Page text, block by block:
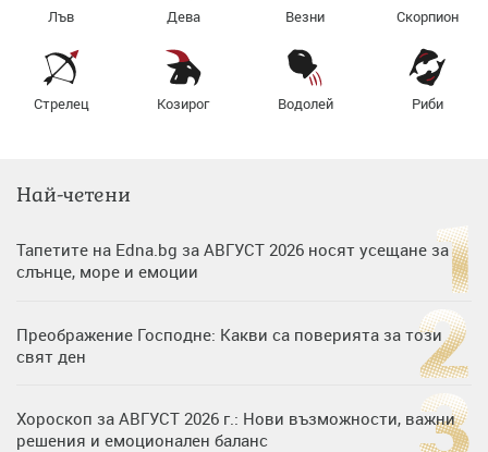
Лъв Дева Везни Скорпион
Стрелец Козирог Водолей Риби
Най-четени
Тапетите на Edna.bg за АВГУСТ 2026 носят усещане за
слънце, море и емоции
Преображение Господне: Какви са поверията за този
свят ден
Хороскоп за АВГУСТ 2026 г.: Нови възможности, важни
решения и емоционален баланс